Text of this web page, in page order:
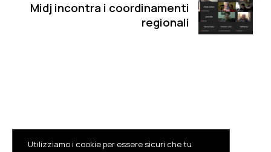
Midj incontra i coordinamenti
regionali
Utilizziamo i cookie per essere sicuri che tu